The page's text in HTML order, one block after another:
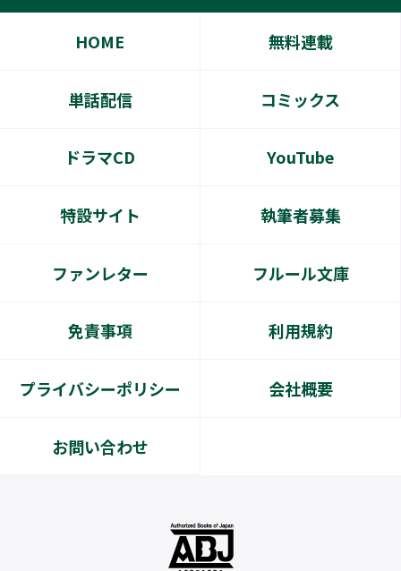
HOME 無料連載
単話配信 コミックス
ドラマCD YouTube
特設サイト 執筆者募集
ファンレター フルール文庫
免責事項 利用規約
プライバシーポリシー 会社概要
お問い合わせ